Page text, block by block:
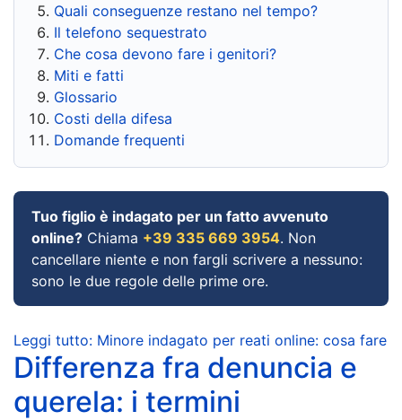
Quali conseguenze restano nel tempo?
Il telefono sequestrato
Che cosa devono fare i genitori?
Miti e fatti
Glossario
Costi della difesa
Domande frequenti
Tuo figlio è indagato per un fatto avvenuto
online? Chiama +39 335 669 3954. Non
cancellare niente e non fargli scrivere a nessuno:
sono le due regole delle prime ore.
Leggi tutto: Minore indagato per reati online: cosa fare
Differenza fra denuncia e
querela: i termini